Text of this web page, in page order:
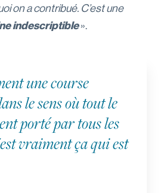
on a contribué. C’est une
indescriptible».
une course
le sens où tout le
porté par tous les
vraiment ça qui est